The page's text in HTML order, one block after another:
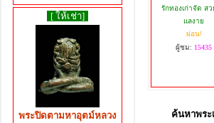
[ ให้เช่า]
พระปิดตามหาอุตม์หลวง
รักทองเก่าจัด ส
แลงาย
ผ่อน!
ผู้ชม: 15435
ค้นหาพระ